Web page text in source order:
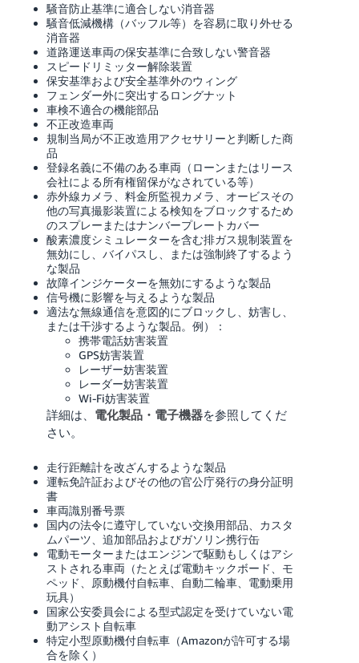
騒音防止基準に適合しない消音器
騒音低減機構（バッフル等）を容易に取り外せる
消音器
道路運送車両の保安基準に合致しない警音器
スピードリミッター解除装置
保安基準および安全基準外のウィング
フェンダー外に突出するロングナット
車検不適合の機能部品
不正改造車両
規制当局が不正改造用アクセサリーと判断した商
品
登録名義に不備のある車両（ローンまたはリース
会社による所有権留保がなされている等）
赤外線カメラ、料金所監視カメラ、オービスその
他の写真撮影装置による検知をブロックするため
のスプレーまたはナンバープレートカバー
酸素濃度シミュレーターを含む排ガス規制装置を
無効にし、バイパスし、または強制終了するよう
な製品
故障インジケーターを無効にするような製品
信号機に影響を与えるような製品
適法な無線通信を意図的にブロックし、妨害し、
または干渉するような製品。例）：
携帯電話妨害装置
GPS妨害装置
レーザー妨害装置
レーダー妨害装置
Wi-Fi妨害装置
詳細は、 電化製品・電子機器を参照してくだ
さい。
走行距離計を改ざんするような製品
運転免許証およびその他の官公庁発行の身分証明
書
車両識別番号票
国内の法令に遵守していない交換用部品、カスタ
ムパーツ、追加部品およびガソリン携行缶
電動モーターまたはエンジンで駆動もしくはアシ
ストされる車両（たとえば電動キックボード、モ
ペッド、原動機付自転車、自動二輪車、電動乗用
玩具）
国家公安委員会による型式認定を受けていない電
動アシスト自転車
特定小型原動機付自転車（Amazonが許可する場
合を除く）